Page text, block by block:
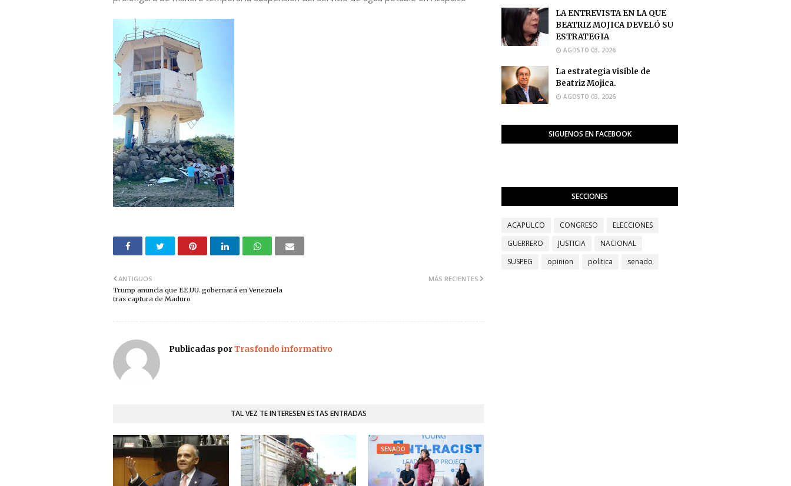
MÁS RECIENTES
ANTIGUOS
Trump anuncia que EE.UU. gobernará en Venezuela
tras captura de Maduro
Publicadas porTrasfondo informativo
TAL VEZ TE INTERESEN ESTAS ENTRADAS
SENADO
LA ENTREVISTA EN LA QUE
BEATRIZ MOJICA DEVELÓ SU
ESTRATEGIA
AGOSTO 03, 2026
La estrategia visible de
Beatriz Mojica.
AGOSTO 03, 2026
SIGUENOS EN FACEBOOK
SECCIONES
ACAPULCO CONGRESO
ELECCIONES
GUERRERO
JUSTICIA
NACIONAL
SUSPEG
opinion politica senado